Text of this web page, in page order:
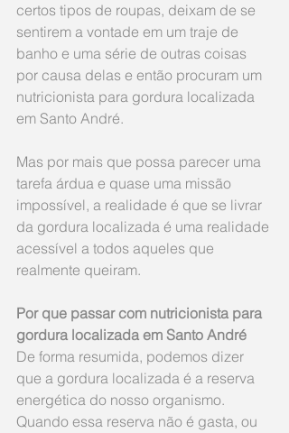
certos tipos de roupas, deixam de se
sentirem a vontade em um traje de
banho e uma série de outras coisas
por causa delas e então procuram um
nutricionista para gordura localizada
em Santo André.
Mas por mais que possa parecer uma
tarefa árdua e quase uma missão
impossível, a realidade é que se livrar
da gordura localizada é uma realidade
acessível a todos aqueles que
realmente queiram.
Por que passar com nutricionista para
gordura localizada em Santo André
De forma resumida, podemos dizer
que a gordura localizada é a reserva
energética do nosso organismo.
Quando essa reserva não é gasta, ou